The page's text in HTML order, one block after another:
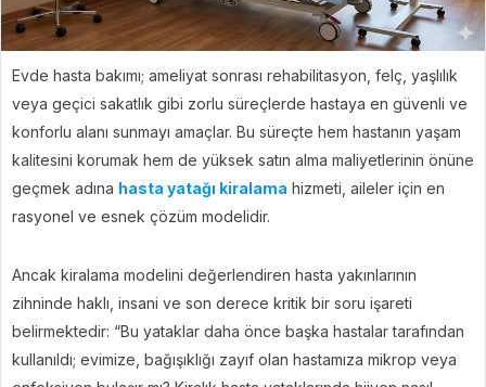
Evde hasta bakımı; ameliyat sonrası rehabilitasyon, felç, yaşlılık
veya geçici sakatlık gibi zorlu süreçlerde hastaya en güvenli ve
konforlu alanı sunmayı amaçlar. Bu süreçte hem hastanın yaşam
kalitesini korumak hem de yüksek satın alma maliyetlerinin önüne
geçmek adına hasta yatağı kiralama hizmeti, aileler için en
rasyonel ve esnek çözüm modelidir.
Ancak kiralama modelini değerlendiren hasta yakınlarının
zihninde haklı, insani ve son derece kritik bir soru işareti
belirmektedir: “Bu yataklar daha önce başka hastalar tarafından
kullanıldı; evimize, bağışıklığı zayıf olan hastamıza mikrop veya